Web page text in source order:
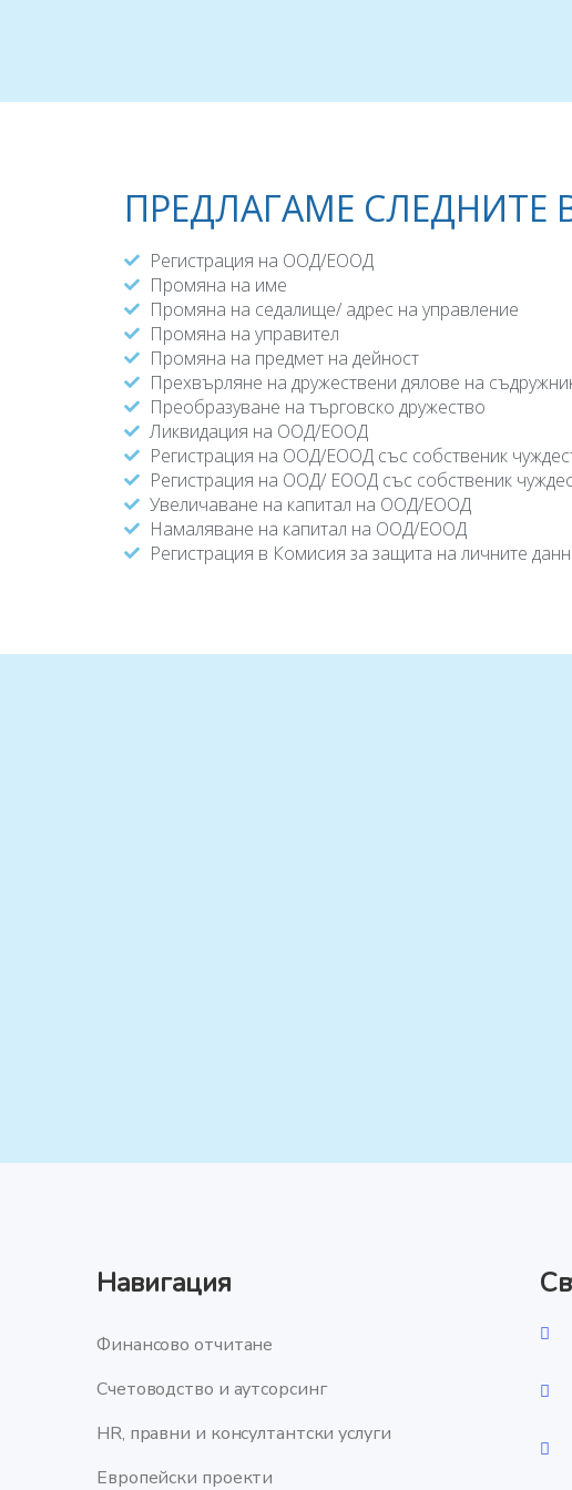
ПРЕДЛАГАМЕ СЛЕДНИТЕ
Регистрация на ООД/ЕООД
Промяна на име
Промяна на седалище/ адрес на управление
Промяна на управител
Промяна на предмет на дейност
Прехвърляне на дружествени дялове на
Преобразуване на търговско дружество
Ликвидация на ООД/ЕООД
Регистрация на ООД/ЕООД със собственик
Регистрация на ООД/ ЕООД със собственик
Увеличаване на капитал на ООД/ЕООД
Намаляване на капитал на ООД/ЕООД
Регистрация в Комисия за защита на личните
Навигация
Финансово отчитане
Счетоводство и аутсорсинг
HR, правни и консултантски услуги
Европейски проекти